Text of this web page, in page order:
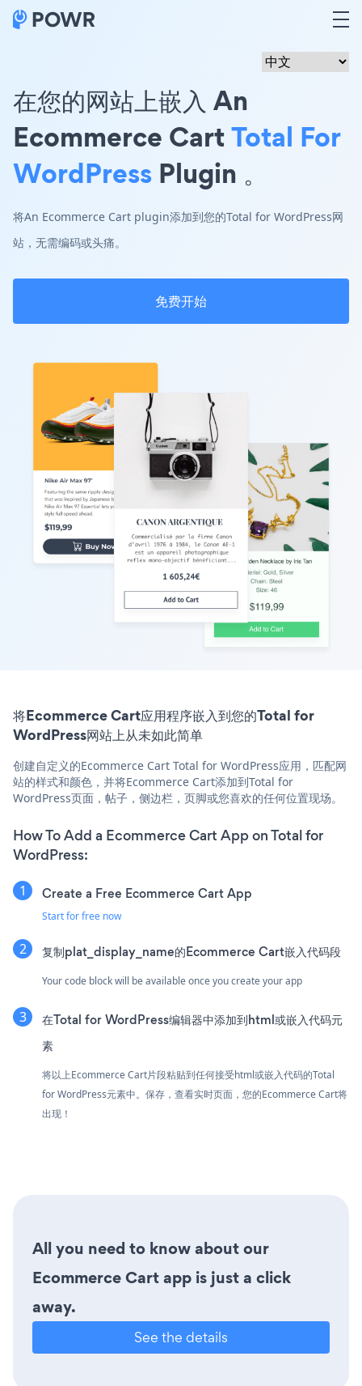
在您的网站上嵌入 An
Ecommerce CartTotal For
WordPress Plugin 。
将An Ecommerce Cart plugin添加到您的Total for WordPress网
站，无需编码或头痛。
免费开始
将Ecommerce Cart应用程序嵌入到您的Total for
WordPress网站上从未如此简单
创建自定义的Ecommerce Cart Total for WordPress应用，匹配网
站的样式和颜色，并将Ecommerce Cart添加到Total for
WordPress页面，帖子，侧边栏，页脚或您喜欢的任何位置现场。
How To Add a Ecommerce Cart App on Total for
WordPress:
Create a Free Ecommerce Cart App
Start for free now
复制plat_display_name的Ecommerce Cart嵌入代码段
Your code block will be available once you create your app
在Total for WordPress编辑器中添加到html或嵌入代码元
素
将以上Ecommerce Cart片段粘贴到任何接受html或嵌入代码的Total
for WordPress元素中。保存，查看实时页面，您的Ecommerce Cart将
出现！
All you need to know about our
Ecommerce Cart app is just a click
away.
See the details